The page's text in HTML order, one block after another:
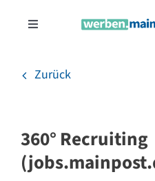
InhaltToggle
Onlinewerbung
Zurück
360° Recruiting